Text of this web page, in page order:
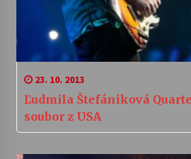
23. 10. 2013
Ľudmila Štefániková
soubor z USA